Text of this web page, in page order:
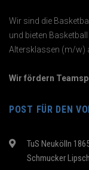
Wir sind die
und bieten
Altersklassen (m/w)
Wir fördern
POST FÜR DEN
TuS Neukölln
Schmucker